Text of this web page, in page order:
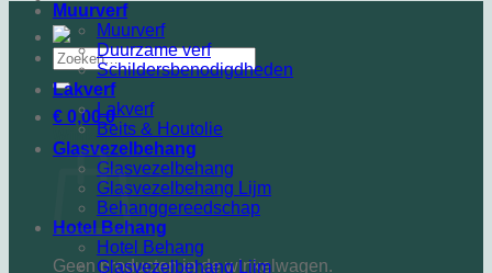
Zoeken
naar:
€ 0,00 0
Winkelwagen
Geen producten in de winkelwagen.
Muurverf
Muurverf
Duurzame verf
Schildersbenodigdheden
Lakverf
Lakverf
Beits & Houtolie
Glasvezelbehang
Glasvezelbehang
Glasvezelbehang Lijm
Behanggereedschap
Hotel Behang
Hotel Behang
Glasvezelbehang Lijm